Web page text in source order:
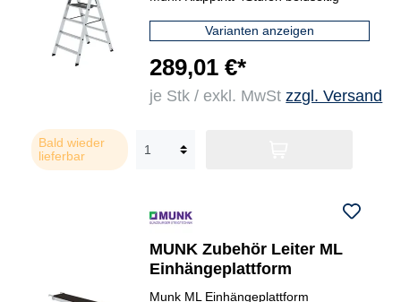
Varianten anzeigen
289,01 €*
je Stk / exkl. MwStzzgl. Versand
Bald wieder
lieferbar
MUNK Zubehör Leiter ML
Einhängeplattform
Munk ML Einhängeplattform